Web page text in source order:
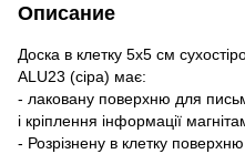
Описание
Доска в клетку 5х5 см
ALU23 (сіра) має:
- лаковану поверхню для
і кріплення інформації
- Розрізнену в клетку